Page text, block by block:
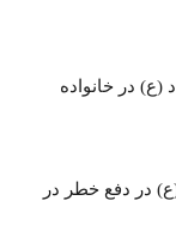
(ع) در خانواده
(ع) در دفع خطر در